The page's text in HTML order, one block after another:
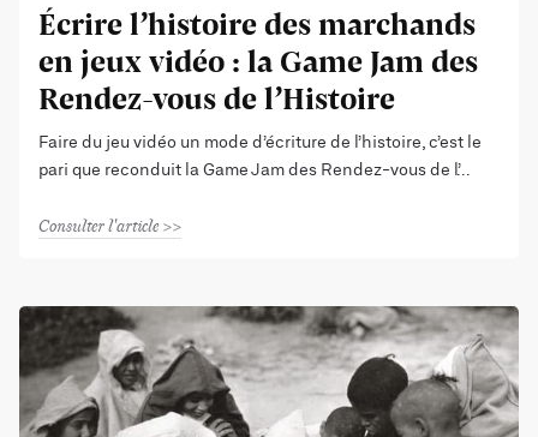
Écrire l’histoire des marchands
en jeux vidéo : la Game Jam des
Rendez-vous de l’Histoire
Faire du jeu vidéo un mode d’écriture de l’histoire, c’est le
pari que reconduit la Game Jam des Rendez-vous de l’
Consulter l'article